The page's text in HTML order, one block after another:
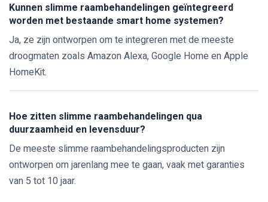
Kunnen slimme raambehandelingen geïntegreerd
worden met bestaande smart home systemen?
Ja, ze zijn ontworpen om te integreren met de meeste
droogmaten zoals Amazon Alexa, Google Home en Apple
HomeKit.
Hoe zitten slimme raambehandelingen qua
duurzaamheid en levensduur?
De meeste slimme raambehandelingsproducten zijn
ontworpen om jarenlang mee te gaan, vaak met garanties
van 5 tot 10 jaar.